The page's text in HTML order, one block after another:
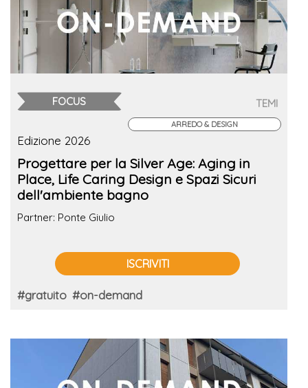
FOCUS TEMI
ARREDO & DESIGN
Edizione 2026
Progettare per la Silver Age: Aging in
Place, Life Caring Design e Spazi Sicuri
dell'ambiente bagno
Partner: Ponte Giulio
ISCRIVITI
#gratuito #on-demand